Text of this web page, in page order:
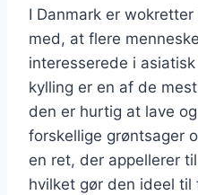
I Danmark er
med, at flere
interesserede i
kylling er en af de
den er hurtig at lave
forskellige grøntsager
en ret, der appellerer
hvilket gør den ideel til